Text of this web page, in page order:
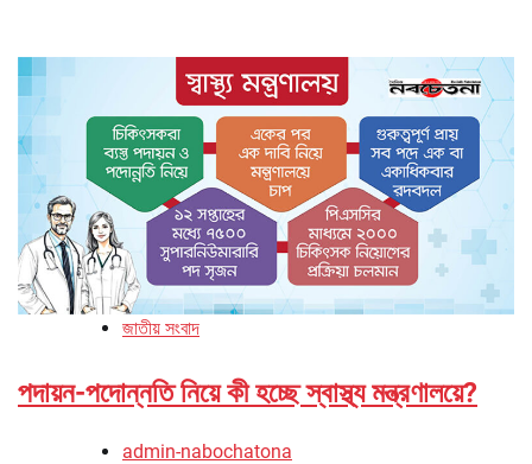
জাতীয় সংবাদ
পদায়ন-পদোন্নতি নিয়ে কী হচ্ছে স্বাস্থ্য মন্ত্রণালয়ে?
admin-nabochatona